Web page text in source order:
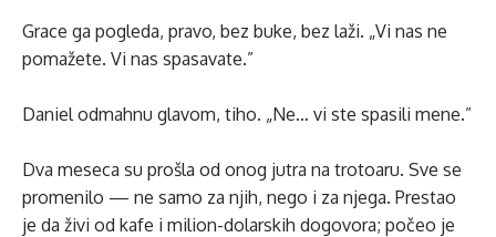
Grace ga pogleda, pravo, bez buke, bez laži. „Vi nas ne
pomažete. Vi nas spasavate.”
Daniel odmahnu glavom, tiho. „Ne… vi ste spasili mene.”
Dva meseca su prošla od onog jutra na trotoaru. Sve se
promenilo — ne samo za njih, nego i za njega. Prestao
je da živi od kafe i milion-dolarskih dogovora; počeo je